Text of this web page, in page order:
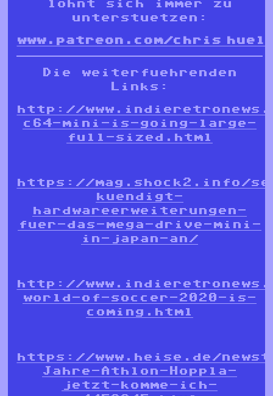
lohnt sich immer zu
unterstuetzen:
www.patreon.com/
Die weiterfuehrenden
Links:
http://
c64-mini-is-going-large-
full-sized.html
https://mag.shock2.info/
kuendigt-
hardwareerweiterungen-
fuer-das-mega-drive-mini-
in-japan-an/
http://
world-of-soccer-2020-is-
coming.html
https://www.heise.de/
Jahre-Athlon-Hoppla-
jetzt-komme-ich-